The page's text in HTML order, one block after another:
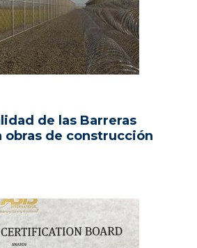
de las Barreras
obras de construcción